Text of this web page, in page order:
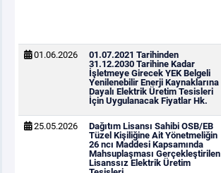
01.06.2026
01.07.2021 Tarihinden
31.12.2030 Tarihine Kadar
İşletmeye Girecek YEK Belgeli
Yenilenebilir Enerji Kaynaklarına
Dayalı Elektrik Üretim Tesisleri
İçin Uygulanacak Fiyatlar Hk.
25.05.2026
Dağıtım Lisansı Sahibi OSB/EB
Tüzel Kişiliğine Ait Yönetmeliğin
26 ncı Maddesi Kapsamında
Mahsuplaşması Gerçekleştirilen
Lisanssız Elektrik Üretim